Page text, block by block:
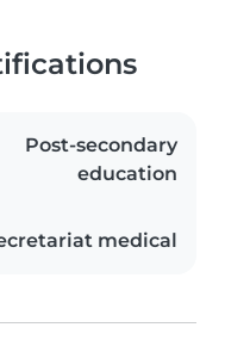
Post-secondary
education
medical